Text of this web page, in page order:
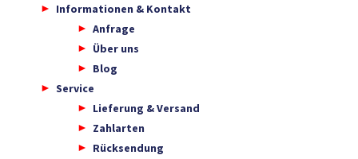
Informationen & Kontakt
Anfrage
Über uns
Blog
Service
Lieferung & Versand
Zahlarten
Rücksendung